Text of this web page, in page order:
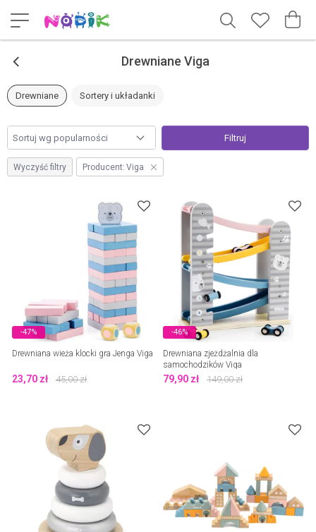
< Drewniane Viga
Sortery i układanki
Drewniane
Filtruj
Wyczyść filtry Producent: Viga
-47%
Drewniana wieża klocki gra Jenga Viga
23,70 zł 45,00zł
-46%
Drewniana zjeżdżalnia dla
samochodzików Viga
79,90 zł 149,00zł